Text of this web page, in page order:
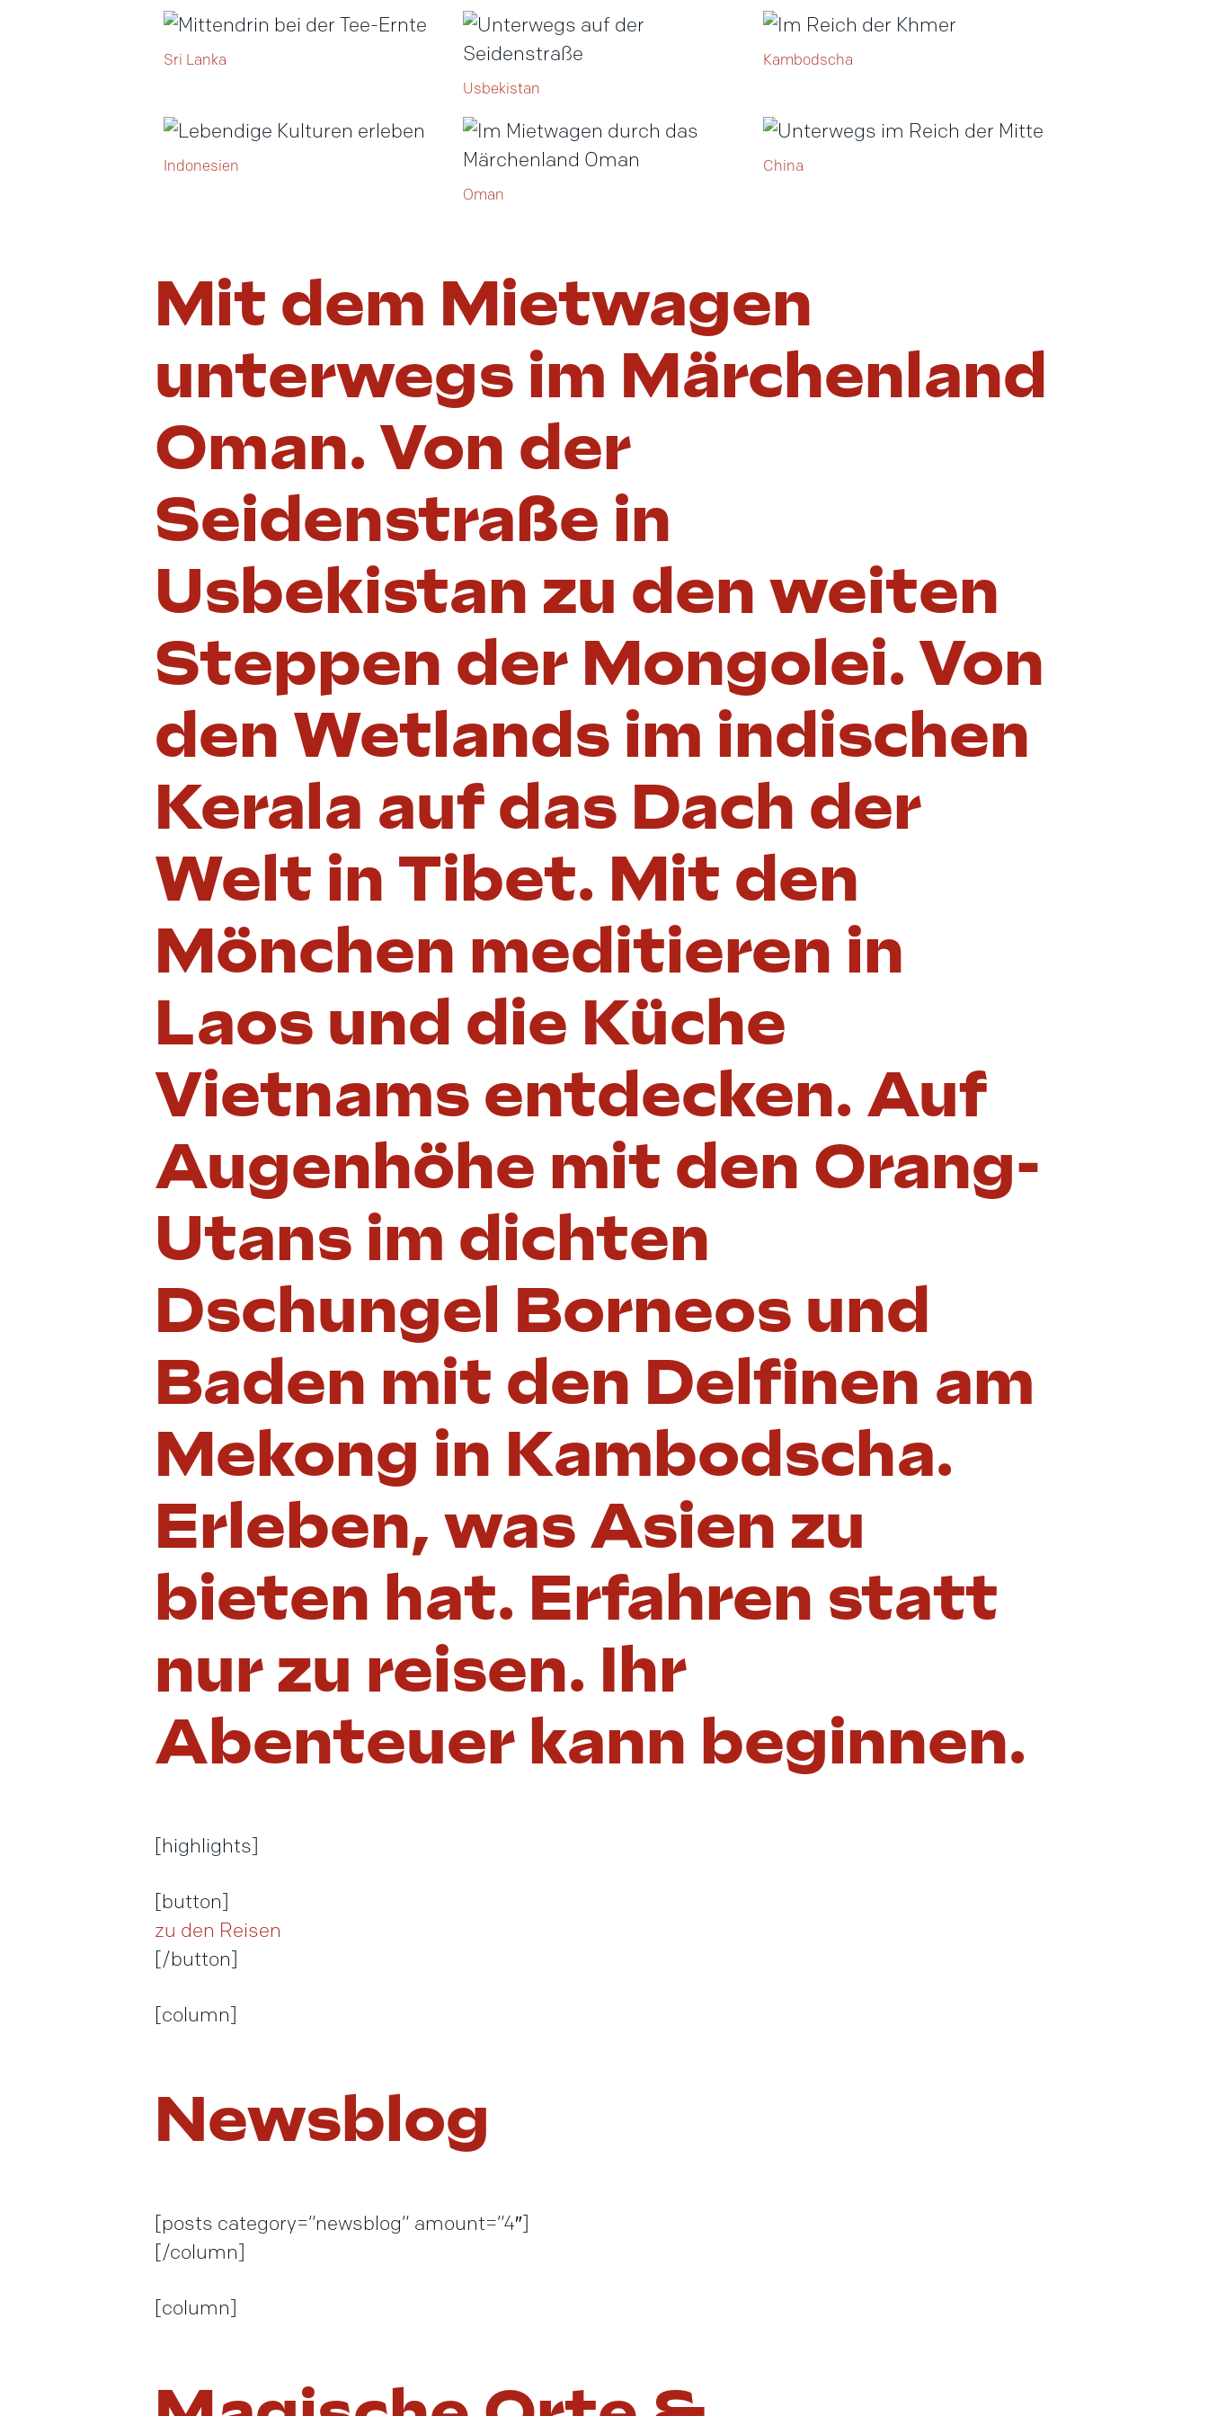
Sri Lanka
Usbekistan
Kambodscha
Indonesien
Oman
China
Mit dem Mietwagen
unterwegs im Märchenland
Oman. Von der
Seidenstraße in
Usbekistan zu den weiten
Steppen der Mongolei. Von
den Wetlands im indischen
Kerala auf das Dach der
Welt in Tibet. Mit den
Mönchen meditieren in
Laos und die Küche
Vietnams entdecken. Auf
Augenhöhe mit den Orang-
Utans im dichten
Dschungel Borneos und
Baden mit den Delfinen am
Mekong in Kambodscha.
Erleben, was Asien zu
bieten hat. Erfahren statt
nur zu reisen. Ihr
Abenteuer kann beginnen.
[highlights]
[button]
zu den Reisen
[/button]
[column]
Newsblog
[posts category=“newsblog“ amount=“4″]
[/column]
[column]